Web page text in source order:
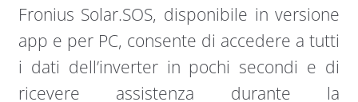
Fronius Solar.SOS, disponibile in versione
app e per PC, consente di accedere a tutti
i dati dell’inverter in pochi secondi e di
ricevere assistenza durante la